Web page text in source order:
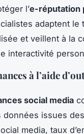
l’e-réputation
adaptent le
et veillent à la
interactivité
à l’aide
social media
données issues des
media, taux